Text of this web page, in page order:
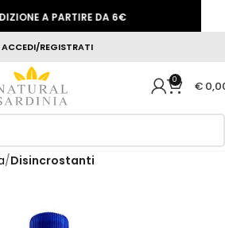
ACCEDI/REGISTRATI
0 €
Disincrostanti
A PARTIRE DA 6€